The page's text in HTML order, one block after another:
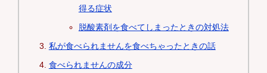
得る症状
脱酸素剤を食べてしまったときの対処法
私が食べられませんを食べちゃったときの話
食べられませんの成分